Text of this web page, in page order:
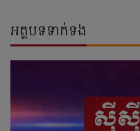
អត្ថបទទាក់ទង